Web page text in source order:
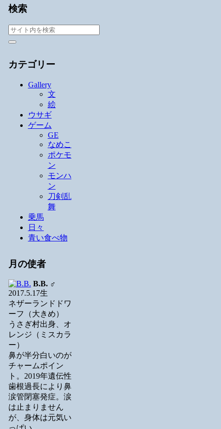
検索
カテゴリー
Gallery
文
絵
ウサギ
ゲーム
GE
なめこ
ポケモ
ン
モンハ
ン
刀剣乱
舞
乗馬
日々
青い食べ物
月の使者
B.B.♂
2017.5.17生
ネザーランドドワ
ーフ（大きめ）
うさぎ村出身、オ
レンジ（ミスカラ
ー）
鼻が半分白いのが
チャームポイン
ト。2019年遺伝性
歯根過長により鼻
涙管閉塞発症。涙
は止まりません
が、身体は元気い